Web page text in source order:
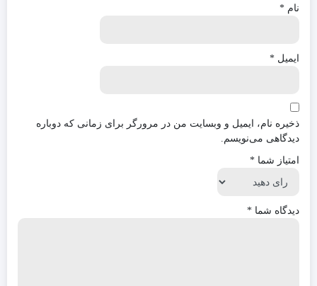
نام *
ایمیل *
ذخیره نام، ایمیل و وبسایت من در مرورگر برای زمانی که دوباره
دیدگاهی می‌نویسم.
امتیاز شما *
دیدگاه شما *